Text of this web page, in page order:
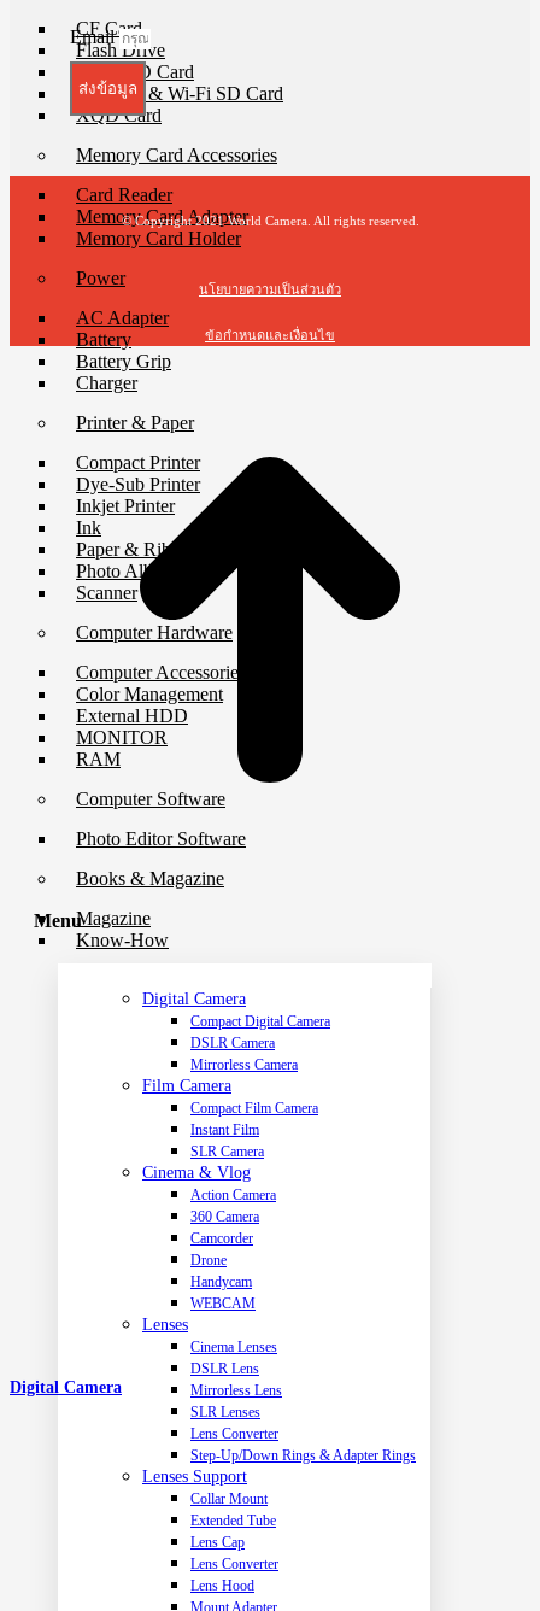
CF Card
Flash Drive
Micro SD Card
SD Card & Wi-Fi SD Card
XQD Card
Memory Card Accessories
Card Reader
Memory Card Adapter
Memory Card Holder
Power
AC Adapter
Battery
Battery Grip
Charger
Printer & Paper
Compact Printer
Dye-Sub Printer
Inkjet Printer
Ink
Paper & Ribbon
Photo Album
Scanner
Computer Hardware
Computer Accessories
Color Management
External HDD
MONITOR
RAM
Computer Software
Photo Editor Software
Books & Magazine
Magazine
Know-How
Digital Camera
Compact Digital Camera
DSLR Camera
Mirrorless Camera
Film Camera
Compact Film Camera
Instant Film
SLR Camera
Cinema & Vlog
Action Camera
360 Camera
Camcorder
Drone
Handycam
WEBCAM
Lenses
Cinema Lenses
DSLR Lens
Mirrorless Lens
SLR Lenses
Lens Converter
Step-Up/Down Rings & Adapter Rings
Lenses Support
Collar Mount
Extended Tube
Lens Cap
Lens Converter
Lens Hood
Mount Adapter
Email
ส่งข้อมูล
© Copyright 2021 World Camera. All rights reserved.
นโยบายความเป็นส่วนตัว
ข้อกำหนดและเงื่อนไข
Menu
Digital Camera